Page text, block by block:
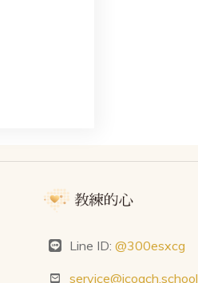
Line ID:@300esxcg
service@icoach.school